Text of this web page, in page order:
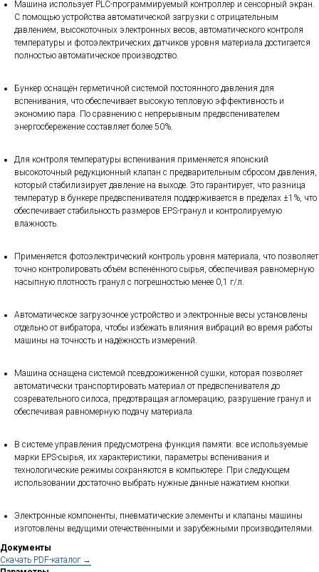
Машина использует PLC-программируемый контроллер и сенсорный экран.
С помощью устройства автоматической загрузки с отрицательным
давлением, высокоточных электронных весов, автоматического контроля
температуры и фотоэлектрических датчиков уровня материала достигается
полностью автоматическое производство.
Бункер оснащён герметичной системой постоянного давления для
вспенивания, что обеспечивает высокую тепловую эффективность и
экономию пара. По сравнению с непрерывным предвспенивателем
энергосбережение составляет более 50%.
Для контроля температуры вспенивания применяется японский
высокоточный редукционный клапан с предварительным сбросом давления,
который стабилизирует давление на выходе. Это гарантирует, что разница
температур в бункере предвспенивателя поддерживается в пределах ±1%, что
обеспечивает стабильность размеров EPS-гранул и контролируемую
влажность.
Применяется фотоэлектрический контроль уровня материала, что позволяет
точно контролировать объём вспенённого сырья, обеспечивая равномерную
насыпную плотность гранул с погрешностью менее 0,1 г/л.
Автоматическое загрузочное устройство и электронные весы установлены
отдельно от вибратора, чтобы избежать влияния вибраций во время работы
машины на точность и надёжность измерений.
Машина оснащена системой псевдоожиженной сушки, которая позволяет
автоматически транспортировать материал от предвспенивателя до
созревательного силоса, предотвращая агломерацию, разрушение гранул и
обеспечивая равномерную подачу материала.
В системе управления предусмотрена функция памяти: все используемые
марки EPS-сырья, их характеристики, параметры вспенивания и
технологические режимы сохраняются в компьютере. При следующем
использовании достаточно выбрать нужные данные нажатием кнопки.
Электронные компоненты, пневматические элементы и клапаны машины
изготовлены ведущими отечественными и зарубежными производителями.
Документы
Cкачать PDF-каталог →